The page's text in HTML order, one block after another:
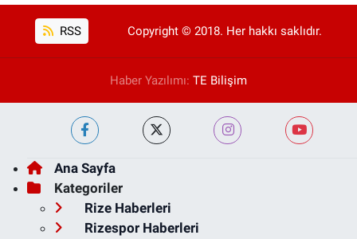
RSS Copyright © 2018. Her hakkı saklıdır.
Haber Yazılımı: TE Bilişim
Ana Sayfa
Kategoriler
Rize Haberleri
Rizespor Haberleri